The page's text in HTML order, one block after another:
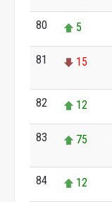
80 5
81 15
82 12
83 75
84 12